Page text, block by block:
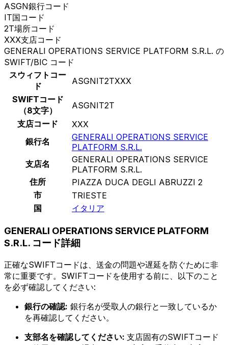
ASGN銀行コード
IT国コード
2T場所コード
XXX支店コード
GENERALI OPERATIONS SERVICE PLATFORM S.R.L. の
SWIFT/BIC コード
スウィフトコー
ド
ASGNIT2TXXX
SWIFTコード
（8文字）
ASGNIT2T
支店コード
XXX
銀行名
GENERALI OPERATIONS SERVICE
PLATFORM S.R.L.
支店名
GENERALI OPERATIONS SERVICE
PLATFORM S.R.L.
住所
PIAZZA DUCA DEGLI ABRUZZI 2
市
TRIESTE
国
イタリア
GENERALI OPERATIONS SERVICE PLATFORM
S.R.L. コード詳細
正確なSWIFTコードは、送金の問題や遅延を防ぐために非
常に重要です。SWIFTコードを使用する前に、以下のこと
を必ず確認してください:
銀行の確認: 銀行名が受取人の銀行と一致しているか
を再確認してください。
支部名を確認してください: 支店固有のSWIFTコード